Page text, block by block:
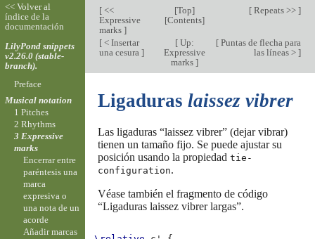
[<<
Expressive
marks ]
[Top]
[Contents]
[Repeats >> ]
[< Insertar
una cesura ]
[ Up:
Expressive
marks]
[Puntas de flecha para
las líneas > ]
Ligaduras laissez vibrer
Las ligaduras “laissez vibrer” (dejar vibrar)
tienen un tamaño fijo. Se puede ajustar su
posición usando la propiedad tie-
configuration.
Véase también el fragmento de código
“Ligaduras laissez vibrer largas”.
<< Volver al
índice de la
documentación
LilyPond snippets
v2.26.0 (stable-
branch).
Preface
Musical notation
1 Pitches
2 Rhythms
3 Expressive
marks
Encerrar entre
paréntesis una
marca
expresiva o
una nota de un
acorde
Añadir marcas